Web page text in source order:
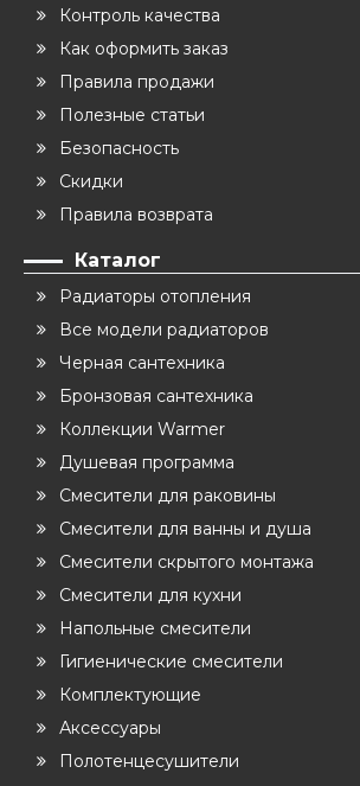
Контроль качества
Как оформить заказ
Правила продажи
Полезные статьи
Безопасность
Скидки
Правила возврата
Каталог
Радиаторы отопления
Все модели радиаторов
Черная сантехника
Бронзовая сантехника
Коллекции Warmer
Душевая программа
Смесители для раковины
Смесители для ванны и душа
Смесители скрытого монтажа
Смесители для кухни
Напольные смесители
Гигиенические смесители
Комплектующие
Аксессуары
Полотенцесушители